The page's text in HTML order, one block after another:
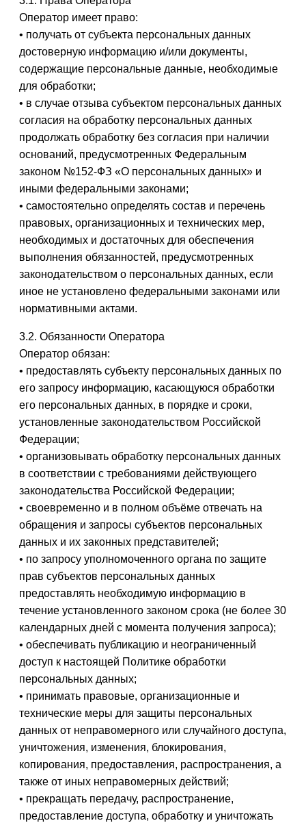
Оператор имеет право:
• получать от субъекта персональных данных
достоверную информацию и/или документы,
содержащие персональные данные, необходимые
для обработки;
• в случае отзыва субъектом персональных данных
согласия на обработку персональных данных
продолжать обработку без согласия при наличии
оснований, предусмотренных Федеральным
законом №152-ФЗ «О персональных данных» и
иными федеральными законами;
• самостоятельно определять состав и перечень
правовых, организационных и технических мер,
необходимых и достаточных для обеспечения
выполнения обязанностей, предусмотренных
законодательством о персональных данных, если
иное не установлено федеральными законами или
нормативными актами.
3.2. Обязанности Оператора
Оператор обязан:
• предоставлять субъекту персональных данных по
его запросу информацию, касающуюся обработки
его персональных данных, в порядке и сроки,
установленные законодательством Российской
Федерации;
• организовывать обработку персональных данных
в соответствии с требованиями действующего
законодательства Российской Федерации;
• своевременно и в полном объёме отвечать на
обращения и запросы субъектов персональных
данных и их законных представителей;
• по запросу уполномоченного органа по защите
прав субъектов персональных данных
предоставлять необходимую информацию в
течение установленного законом срока (не более 30
календарных дней с момента получения запроса);
• обеспечивать публикацию и неограниченный
доступ к настоящей Политике обработки
персональных данных;
• принимать правовые, организационные и
технические меры для защиты персональных
данных от неправомерного или случайного доступа,
уничтожения, изменения, блокирования,
копирования, предоставления, распространения, а
также от иных неправомерных действий;
• прекращать передачу, распространение,
предоставление доступа, обработку и уничтожать